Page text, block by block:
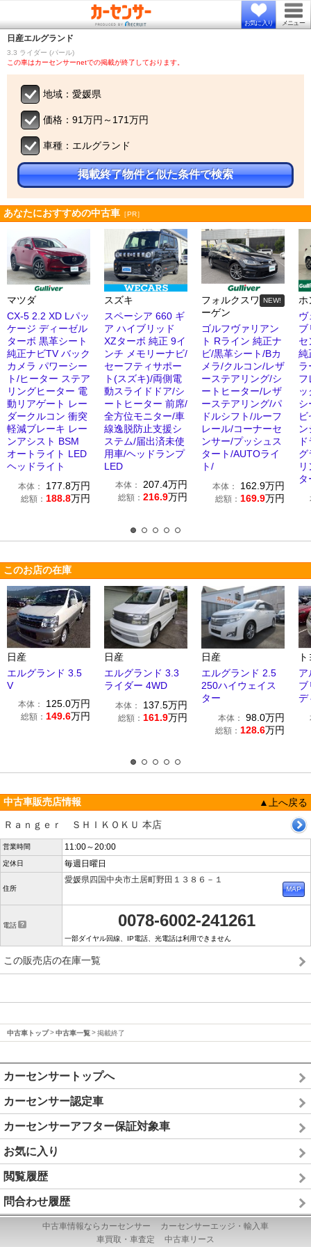
お気に入り メニュー
日産エルグランド
3.3 ライダー (パール)
この車はカーセンサーnetでの掲載が終了しております。
地域：愛媛県
価格：91万円～171万円
車種：エルグランド
掲載終了物件と似た条件で検索
あなたにおすすめの中古車 ［PR］
マツダ
CX-5 2.2 XD Lパッ
ケージ ディーゼル
ターボ 黒革シート
純正ナビTV バック
カメラ パワーシー
ト/ヒーター ステア
リングヒーター 電
動リアゲート レー
ダークルコン 衝突
軽減ブレーキ レー
ンアシスト BSM
オートライト LED
ヘッドライト
本体： 177.8万円
総額： 188.8万円
スズキ
スペーシア 660 ギ
ア ハイブリッド
XZターボ 純正 9イ
ンチ メモリーナビ/
セーフティサポー
ト(スズキ)/両側電
動スライドドア/シ
ートヒーター 前席/
全方位モニター/車
線逸脱防止支援シ
ステム/届出済未使
用車/ヘッドランプ
LED
本体： 207.4万円
総額： 216.9万円
フォルクスワ
ーゲン
NEW!
ゴルフヴァリアン
ト Rライン 純正ナ
ビ/黒革シート/Bカ
メラ/クルコン/レザ
ーステアリング/シ
ートヒーター/レザ
ーステアリング/パ
ドルシフト/ルーフ
レール/コーナーセ
ンサー/プッシュス
タート/AUTOライ
ト/
本体： 162.9万円
総額： 169.9万円
ホ
ヴ
ブ
セ
純
ラ
フ
シ
グ
このお店の在庫
日産
エルグランド 3.5
V
本体： 125.0万円
総額： 149.6万円
日産
エルグランド 3.3
ライダー 4WD
本体： 137.5万円
総額： 161.9万円
日産
エルグランド 2.5
250ハイウェイス
ター
本体： 98.0万円
総額： 128.6万円
ア
ブ
デ
中古車販売店情報
▲上へ戻る
Ｒａｎｇｅｒ ＳＨＩＫＯＫＵ 本店
営業時間 11:00～20:00
定休日 毎週日曜日
住所
愛媛県四国中央市土居町野田１３８６－１
電話 0078-6002-241261
一部ダイヤル回線、IP電話、光電話は利用できません
この販売店の在庫一覧
中古車トップ 中古車一覧 掲載終了
カーセンサートップへ
カーセンサー認定車
カーセンサーアフター保証対象車
お気に入り
閲覧履歴
問合わせ履歴
中古車情報ならカーセンサー
カーセンサーエッジ・輸入車
車買取・車査定
中古車リース